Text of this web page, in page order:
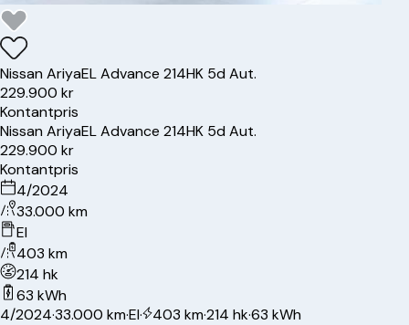
NissanAriyaEL Advance 214HK 5d Aut.
229.900 kr
Kontantpris
NissanAriyaEL Advance 214HK 5d Aut.
229.900 kr
Kontantpris
4/2024
33.000 km
El
403 km
214 hk
63 kWh
4/2024·33.000 km·El· 403 km·214 hk·63 kWh